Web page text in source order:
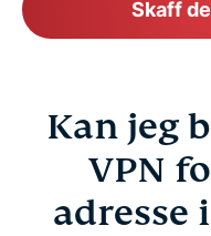
Skaff
Kan jeg
VPN
adresse